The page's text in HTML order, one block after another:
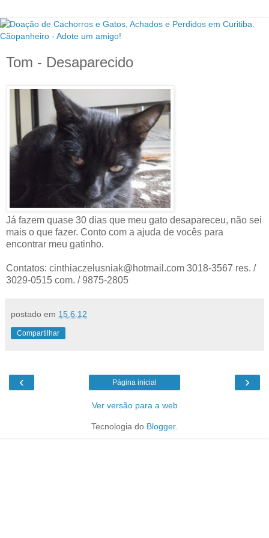
Tom - Desaparecido
Já fazem quase 30 dias que meu gato desapareceu, não sei
mais o que fazer. Conto com a ajuda de vocês para
encontrar meu gatinho.
Contatos: cinthiaczelusniak@hotmail.com 3018-3567 res. /
3029-0515 com. / 9875-2805
postado em 15.6.12
Compartilhar
‹ ›
Página inicial
Ver versão para a web
Tecnologia do Blogger.